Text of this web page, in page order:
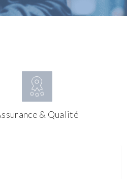
& Qualité